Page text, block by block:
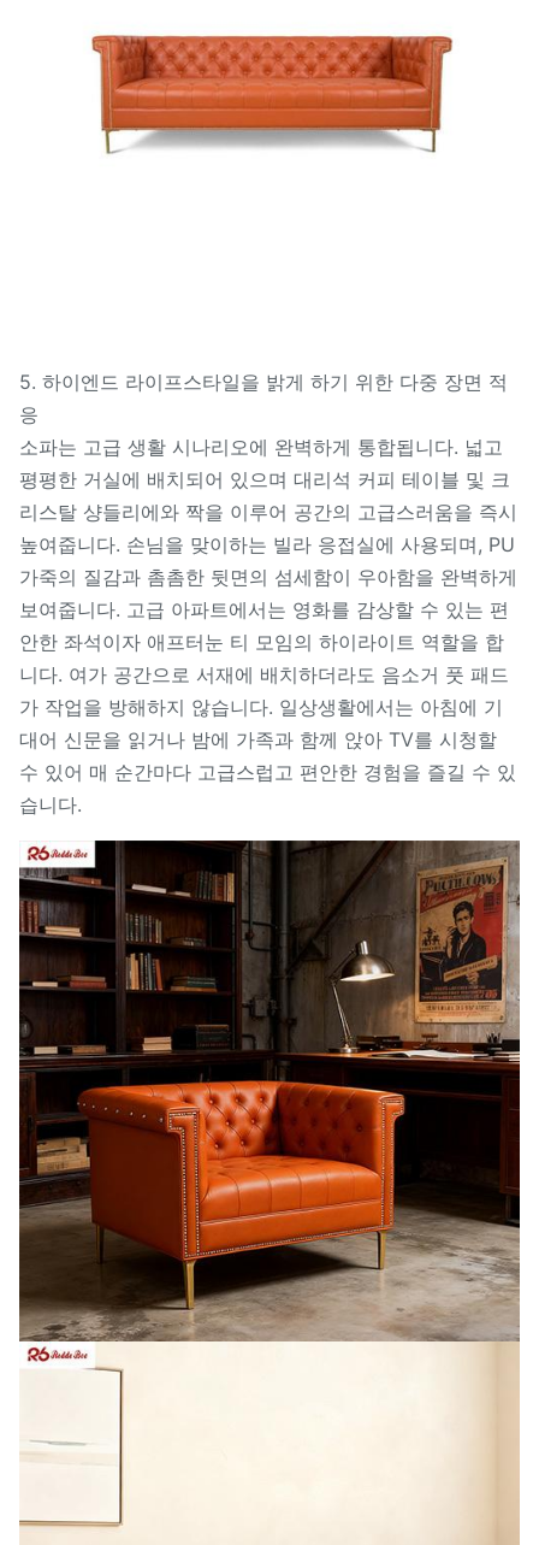
5. 하이엔드 라이프스타일을 밝게 하기 위한 다중 장면 적
응
소파는 고급 생활 시나리오에 완벽하게 통합됩니다. 넓고
평평한 거실에 배치되어 있으며 대리석 커피 테이블 및 크
리스탈 샹들리에와 짝을 이루어 공간의 고급스러움을 즉시
높여줍니다. 손님을 맞이하는 빌라 응접실에 사용되며, PU
가죽의 질감과 촘촘한 뒷면의 섬세함이 우아함을 완벽하게
보여줍니다. 고급 아파트에서는 ​​영화를 감상할 수 있는 편
안한 좌석이자 애프터눈 티 모임의 하이라이트 역할을 합
니다. 여가 공간으로 서재에 배치하더라도 음소거 풋 패드
가 작업을 방해하지 않습니다. 일상생활에서는 아침에 기
대어 신문을 읽거나 밤에 가족과 함께 앉아 TV를 시청할
수 있어 매 순간마다 고급스럽고 편안한 경험을 즐길 수 있
습니다.